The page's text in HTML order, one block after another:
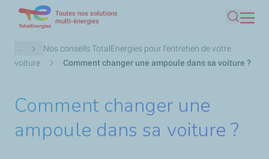
contenu
principal
Toutes nos solutions
multi-énergies
Fil
d'Ariane
...
Nos conseils TotalEnergies pour l'entretien de votre
voiture
Comment changer une ampoule dans sa voiture ?
Comment changer une
ampoule dans sa voiture ?